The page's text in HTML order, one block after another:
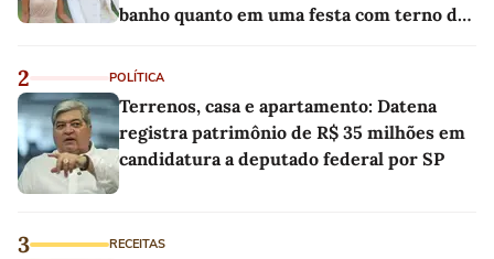
banho quanto em uma festa com terno de
2 POLÍTICA
Terrenos, casa e apartamento: Datena
registra patrimônio de R$ 35 milhões em
candidatura a deputado federal por SP
3 RECEITAS